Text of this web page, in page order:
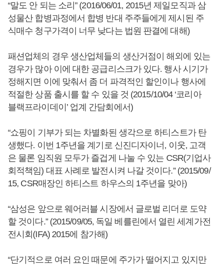
“말도 안 되는 소리” (2016/06/01, 2015년 제일모직과 삼
성물산 합병과정에서 합병 반대 주주들에게 제시된 주
식매수 청구가격이 너무 낮다는 법원 판결에 대해)
패션업체의 경우 생산업체들의 생산거점이 해외에 있는
경우가 많아 이에 대한 공급리스크가 있다. 행사 시기가
정해지면 이에 맞춰서 좀 더 파격적인 할인이나 행사에
적절한 상품 출시를 할 수 있을 것 (2015/10/04 ‘코리아
블랙프라이데이’ 업계 간담회에서)
“쇼핑이 기부가 되는 차별화된 생각으로 하티스트가 탄
생했다. 이번 1주년을 계기로 신진디자이너, 이웃, 고객
은 물론 임직원 모두가 즐겁게 나눌 수 있는 CSR(기업사
회적책임) 대표 사례로 발전시켜 나갈 것이다.” (2015/09/
15, CSR매장인 하티스트 하우스의 1주년을 맞아)
“삼성은 앞으로 웨어러블 시장에서 글로벌 리더로 도약
할 것이다.” (2015/09/05, 독일 베를린에서 열린 세계가전
전시회(IFA) 2015에 참가해)
“단기적으로 여러 요인 때문에 주가가 떨어지고 있지만